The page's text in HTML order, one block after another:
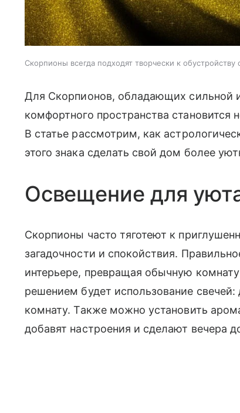
Скорпионы всегда подходят творчески к
Для Скорпионов, обладающих сильной
комфортного пространства
В статье рассмотрим, как
этого знака сделать свой дом более
Освещение для
Скорпионы часто тяготеют к
загадочности и спокойствия.
интерьере, превращая обычную
решением будет использование
комнату. Также можно установить
добавят настроения и сделают вечера